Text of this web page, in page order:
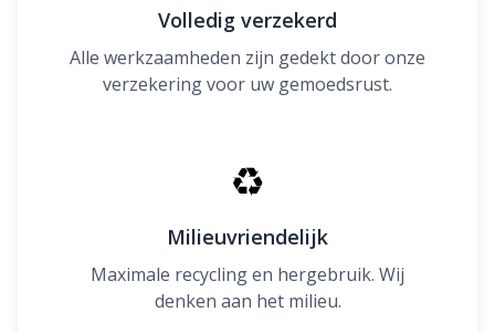
Volledig verzekerd
Alle werkzaamheden zijn gedekt door onze
verzekering voor uw gemoedsrust.
♻
Milieuvriendelijk
Maximale recycling en hergebruik. Wij
denken aan het milieu.